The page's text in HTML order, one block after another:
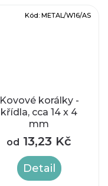
Kovové korálky -
křídla, cca 14 x 4
mm
od 13,23 Kč
Detail
Kód: METAL/W16/AS